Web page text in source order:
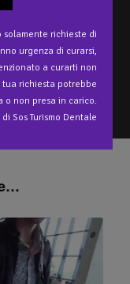
o di più dei
solamente richieste di
urgenza di curarsi,
a curarti non
tua richiesta potrebbe
o non presa in carico.
di Sos Turismo Dentale